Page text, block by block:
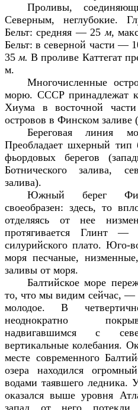
Проливы,
Северным, неглубокие.
Бельт: средняя — 25 м,
Бельт: в северной части —
35 м.В проливе Каттегат
м.
Многочисленные
морю. СССР принадлежат
Хиума в восточной
островов в Финском заливе
Береговая линия
Преобладает шхерный тип
фьордовых берегов
Ботнического залива,
залива).
Южный берег
своеобразен: здесь, то
отделяясь от нее
протягивается Глинт
силурийского плато. Юго-
моря песчаные,
заливы от моря.
Балтийское море
то, что мы видим сейчас, —
молодое. В
неоднократно
надвигавшимся с
вертикальные колебания.
месте современного
озера находился
водами таявшего ледника.
оказался выше уровня
запад от него